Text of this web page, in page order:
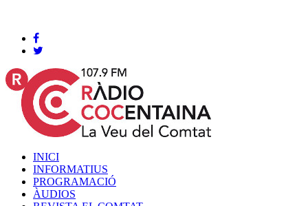
INICI
INFORMATIUS
PROGRAMACIÓ
ÀUDIOS